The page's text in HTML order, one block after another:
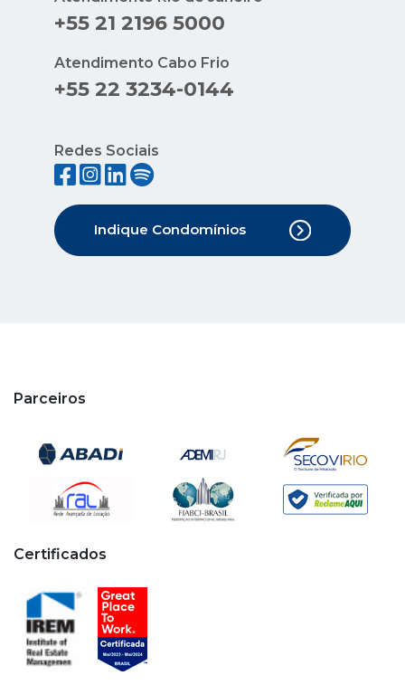
+55 21 2196 5000
Atendimento Cabo Frio
+55 22 3234-0144
Redes Sociais
Indique Condomínios
Parceiros
Certificados